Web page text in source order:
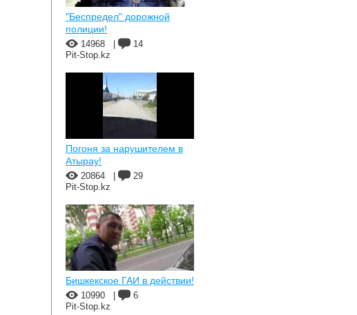
"Беспредел" дорожной
полиции!
14968
14
Pit-Stop.kz
Погоня за нарушителем в
Атырау!
20864
29
Pit-Stop.kz
Бишкекское ГАИ в действии!
10990
6
Pit-Stop.kz